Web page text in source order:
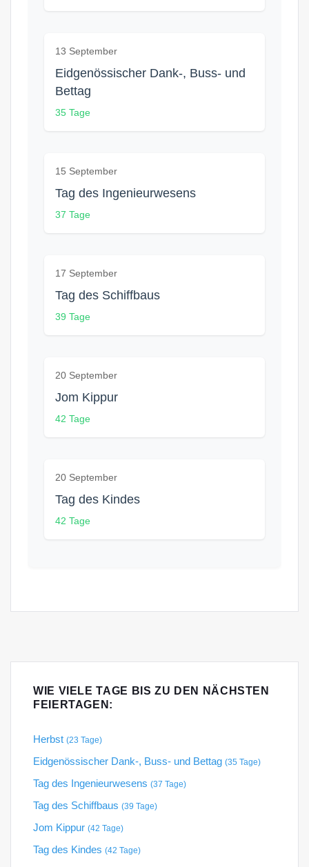
13 September
Eidgenössischer Dank-, Buss- und
Bettag
35 Tage
15 September
Tag des Ingenieurwesens
37 Tage
17 September
Tag des Schiffbaus
39 Tage
20 September
Jom Kippur
42 Tage
20 September
Tag des Kindes
42 Tage
WIE VIELE TAGE BIS ZU DEN NÄCHSTEN
FEIERTAGEN:
Herbst (23 Tage)
Eidgenössischer Dank-, Buss- und Bettag (35 Tage)
Tag des Ingenieurwesens (37 Tage)
Tag des Schiffbaus (39 Tage)
Jom Kippur (42 Tage)
Tag des Kindes (42 Tage)